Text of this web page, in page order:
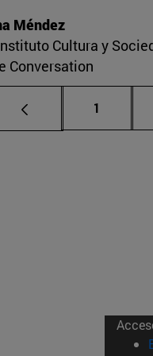
Méndez
Cultura y
Conversation
Página
1